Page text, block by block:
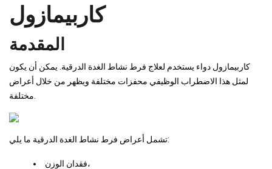
كاربيمازول
المقدمة
كاربيمازول دواء يستخدم لعلاج فرط نشاط الغدة الدرقية. يمكن أن يكون
لمثل هذا الاضطراب الوظيفي محفزات مختلفة ويظهر من خلال أعراض
تشمل أعراض فرط نشاط الغدة الدرقية ما يلي:
فقدان الوزن،